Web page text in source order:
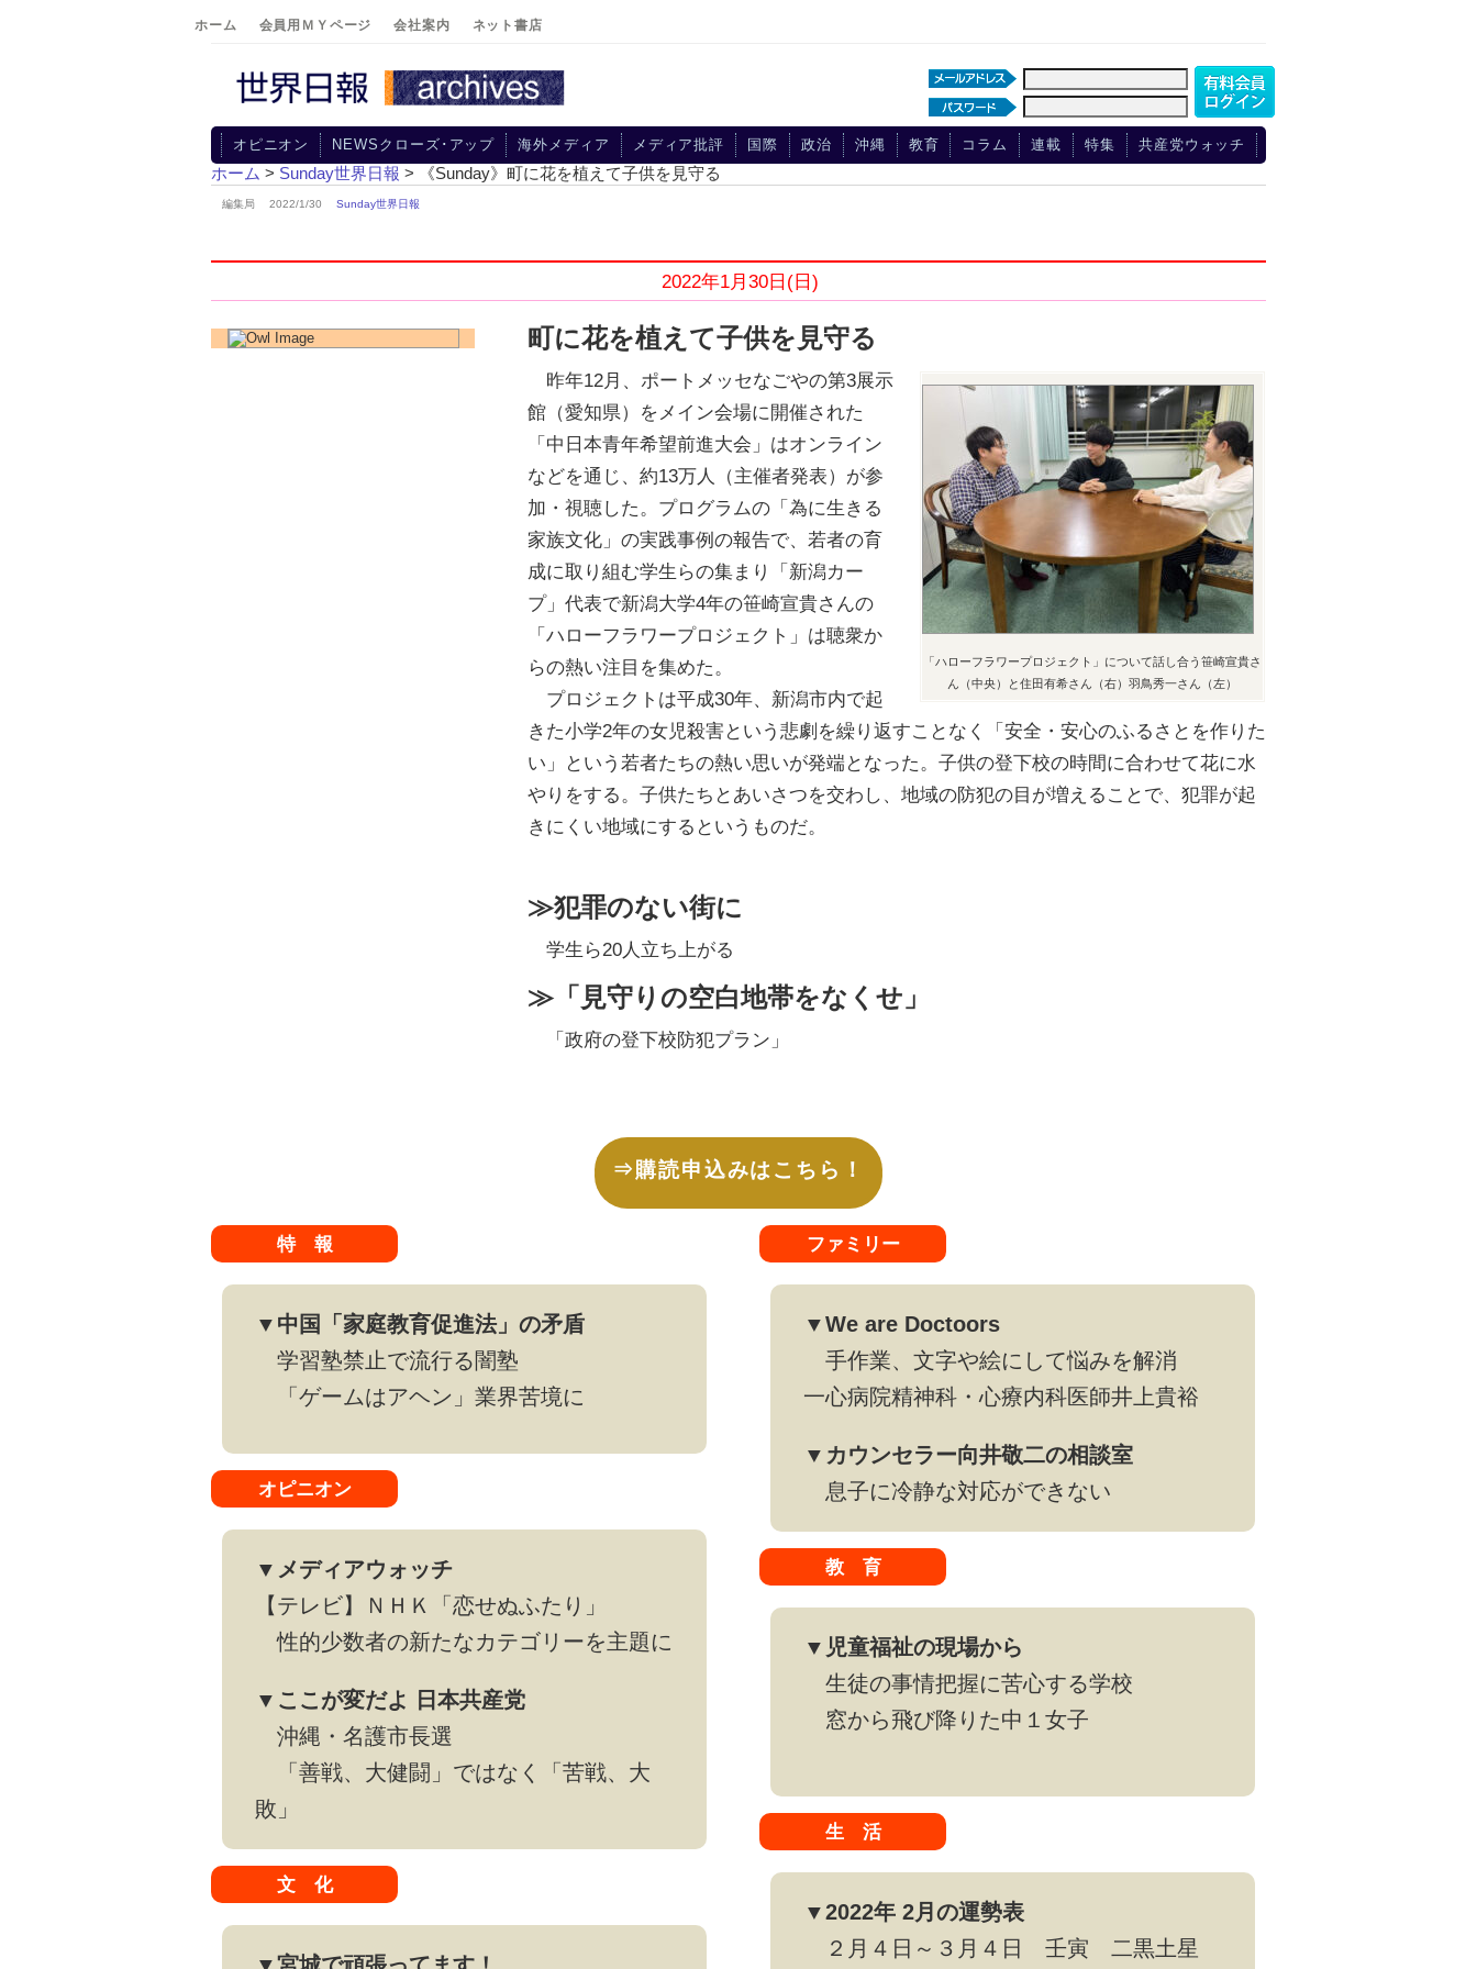
ホーム 会員用ＭＹページ 会社案内 ネット書店
オピニオン NEWSクローズ･アップ 海外メディア メディア批評 国際 政治 沖縄 教育 コラム 連載 特集 共産党ウォッチ
ホーム > Sunday世界日報 > 《Sunday》町に花を植えて子供を見守る
編集局 2022/1/30 Sunday世界日報
2022年1月30日(日)
町に花を植えて子供を見守る
「ハローフラワープロジェクト」について話し合う笹崎宣貴さ
ん（中央）と住田有希さん（右）羽鳥秀一さん（左）
昨年12月、ポートメッセなごやの第3展示
館（愛知県）をメイン会場に開催された
「中日本青年希望前進大会」はオンライン
などを通じ、約13万人（主催者発表）が参
加・視聴した。プログラムの「為に生きる
家族文化」の実践事例の報告で、若者の育
成に取り組む学生らの集まり「新潟カー
プ」代表で新潟大学4年の笹崎宣貴さんの
「ハローフラワープロジェクト」は聴衆か
らの熱い注目を集めた。
プロジェクトは平成30年、新潟市内で起
きた小学2年の女児殺害という悲劇を繰り返すことなく「安全・安心のふるさとを作りた
い」という若者たちの熱い思いが発端となった。子供の登下校の時間に合わせて花に水
やりをする。子供たちとあいさつを交わし、地域の防犯の目が増えることで、犯罪が起
きにくい地域にするというものだ。
≫犯罪のない街に
学生ら20人立ち上がる
≫「見守りの空白地帯をなくせ」
「政府の登下校防犯プラン」
⇒購読申込みはこちら！
特 報
▼中国「家庭教育促進法」の矛盾
学習塾禁止で流行る闇塾
「ゲームはアヘン」業界苦境に
オピニオン
▼メディアウォッチ
【テレビ】ＮＨＫ「恋せぬふたり」
性的少数者の新たなカテゴリーを主題に
▼ここが変だよ 日本共産党
沖縄・名護市長選
「善戦、大健闘」ではなく「苦戦、大
敗」
文 化
ファミリー
▼We are Doctoors
手作業、文字や絵にして悩みを解消
一心病院精神科・心療内科医師井上貴裕
▼カウンセラー向井敬二の相談室
息子に冷静な対応ができない
教 育
▼児童福祉の現場から
生徒の事情把握に苦心する学校
窓から飛び降りた中１女子
生 活
▼2022年 2月の運勢表
２月４日～３月４日 壬寅 二黒土星